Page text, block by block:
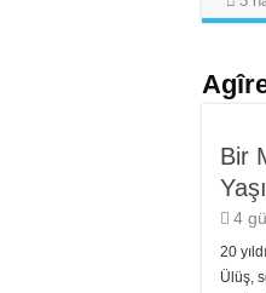
Bir
4
20
Ülüş,